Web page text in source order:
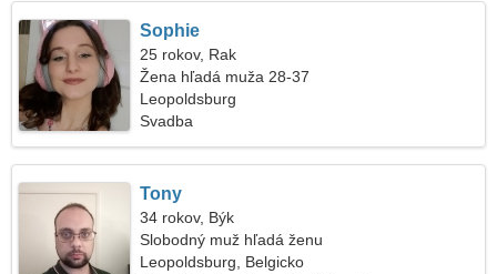
Sophie
25 rokov, Rak
Žena hľadá muža 28-37
Leopoldsburg
Svadba
Tony
34 rokov, Býk
Slobodný muž hľadá ženu
Leopoldsburg, Belgicko